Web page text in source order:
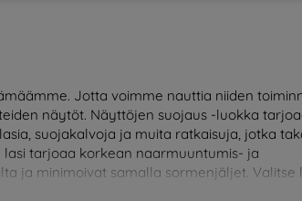
Jotta voimme nauttia niiden
näytöt. Näyttöjen suojaus -luokka
suojakalvoja ja muita ratkaisuja, jotka
tarjoaa korkean naarmuuntumis- ja
ja minimoivat samalla sormenjäljet. Valitse